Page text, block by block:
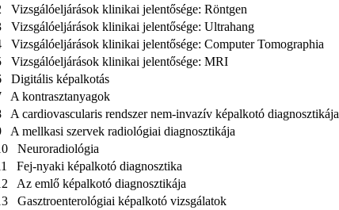
Vizsgálóeljárások klinikai jelentősége: Röntgen
Vizsgálóeljárások klinikai jelentősége: Ultrahang
Vizsgálóeljárások klinikai jelentősége: Computer Tomographia
Vizsgálóeljárások klinikai jelentősége: MRI
Digitális képalkotás
A kontrasztanyagok
A cardiovascularis rendszer nem-invazív képalkotó diagnosztikája
A mellkasi szervek radiológiai diagnosztikája
Neuroradiológia
Fej-nyaki képalkotó diagnosztika
Az emlő képalkotó diagnosztikája
Gasztroenterológiai képalkotó vizsgálatok